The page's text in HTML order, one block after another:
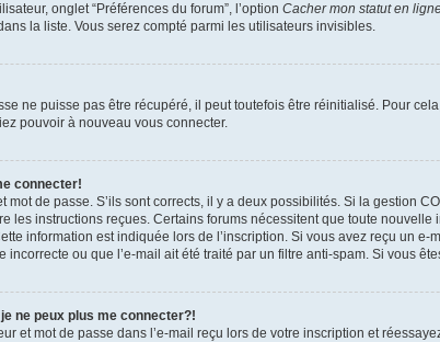
onglet “Préférences du forum”, l’option Cacher mon statut en
la liste. Vous serez compté parmi les utilisateurs invisibles.
ne puisse pas être récupéré, il peut toutefois être réinitialisé. Pour
pouvoir à nouveau vous connecter.
connecter!
mot de passe. S’ils sont corrects, il y a deux possibilités. Si la gestion
les instructions reçues. Certains forums nécessitent que toute
information est indiquée lors de l’inscription. Si vous avez reçu un e-
ou que l’e-mail ait été traité par un filtre anti-spam. Si vous
ne peux plus me connecter?!
et mot de passe dans l’e-mail reçu lors de votre inscription et